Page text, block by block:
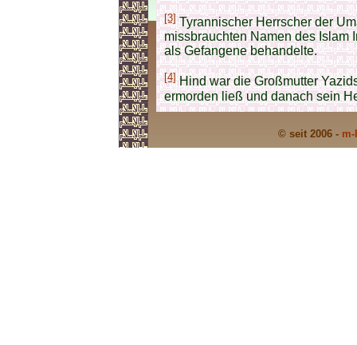
[3]Tyrannischer Herrscher der
missbrauchten Namen des Islam
als Gefangene behandelte.
[4]Hind war die Großmutter
ermorden ließ und danach sein
© seit 2006 -